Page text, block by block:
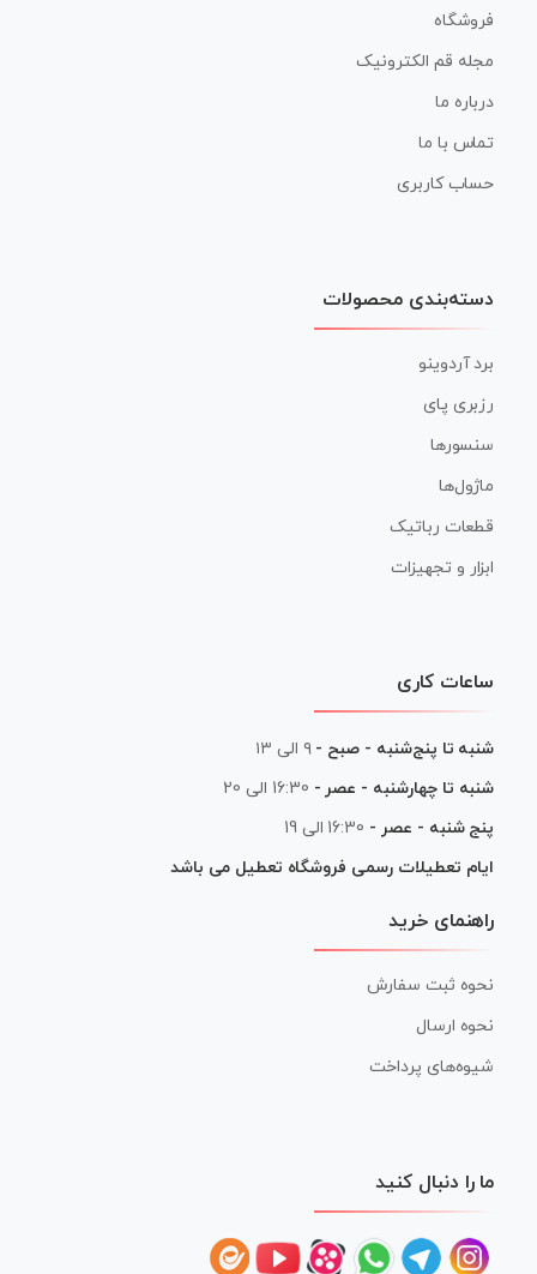
فروشگاه
مجله قم الکترونیک
درباره ما
تماس با ما
حساب کاربری
دسته‌بندی محصولات
برد آردوینو
رزبری پای
سنسورها
ماژول‌ها
قطعات رباتیک
ابزار و تجهیزات
ساعات کاری
شنبه تا پنج‌شنبه - صبح - ۹ الی ۱۳
شنبه تا چهارشنبه - عصر - 16:30 الی 20
پنج شنبه - عصر - 16:30 الی 19
ایام تعطیلات رسمی فروشگاه تعطیل می باشد
راهنمای خرید
نحوه ثبت سفارش
نحوه ارسال
شیوه‌های پرداخت
ما را دنبال کنید